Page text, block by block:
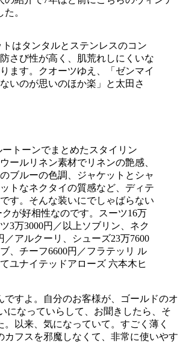
。
はタンタルとステンレスのコン
さび性が高く、肌荒れしにくいな
ます。クオーツゆえ、「ゼンマイ
いのが思いのほか楽」と太田さ
トーンでまとめたスタイリン
ールリネン素材でリネンの艶感、
ブルーの色調、ジャケットとシャ
トなネクタイの質感など、ディテ
す。そんな装いにでしゃばらない
クが好相性なのです。スーツ16万
3万3000円／以上ソブリン、ネク
／アルクーリ、シューズ23万7600
、チーフ6600円／フラテッリ ル
ユナイテッドアローズ 六本木ヒ
ですよ。自分のお客様が、ゴールドのオ
になっていらして、お聞きしたら、そ
以来、気になっていて。すごく薄く
カフスを邪魔しなくて、非常に使いやす